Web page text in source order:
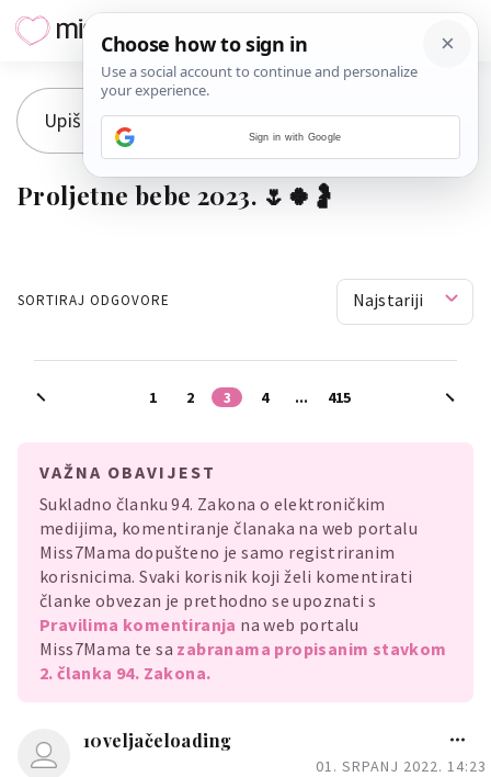
Proljetne bebe 2023. 🌷🍀🤰
SORTIRAJ ODGOVORE Najstariji
1 2 3 4 ... 415
VAŽNA OBAVIJEST
Sukladno članku 94. Zakona o elektroničkim
medijima, komentiranje članaka na web portalu
Miss7Mama dopušteno je samo registriranim
korisnicima. Svaki korisnik koji želi komentirati
članke obvezan je prethodno se upoznati s
Pravilima komentiranja na web portalu
Miss7Mama te sa zabranama propisanim stavkom
2. članka 94. Zakona.
10veljačeloading
01. SRPANJ 2022. 14:23
Sign in with Google